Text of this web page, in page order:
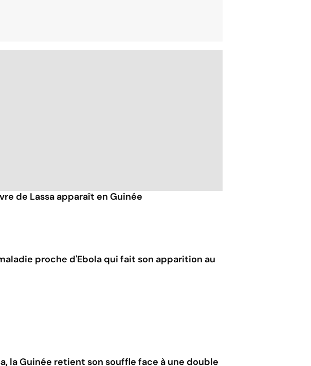
de Lassa apparaît en Guinée
proche d'Ebola qui fait son apparition au
la Guinée retient son souffle face à une double